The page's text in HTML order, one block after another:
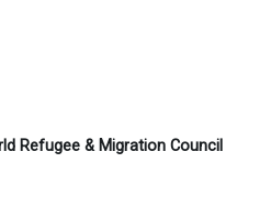
Refugee & Migration Council